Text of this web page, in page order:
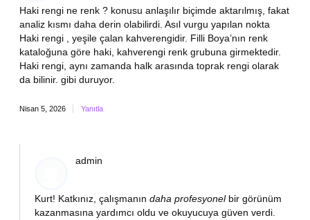
Haki rengi ne renk ? konusu anlaşılır biçimde aktarılmış, fakat
analiz kısmı daha derin olabilirdi. Asıl vurgu yapılan nokta
Haki rengi , yeşile çalan kahverengidir. Filli Boya’nın renk
kataloğuna göre haki, kahverengi renk grubuna girmektedir.
Haki rengi, aynı zamanda halk arasında toprak rengi olarak
da bilinir. gibi duruyor.
Nisan 5, 2026 Yanıtla
admin
Kurt! Katkınız, çalışmanın daha profesyonelbir görünüm
kazanmasına yardımcı oldu ve okuyucuya güven verdi